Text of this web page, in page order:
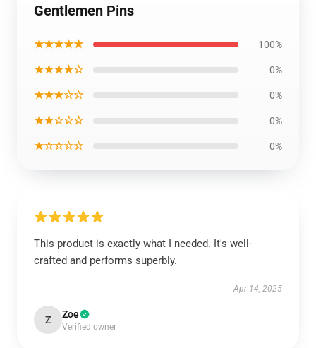
Gentlemen Pins
★★★★★ 100%
★★★★☆ 0%
★★★☆☆ 0%
★★☆☆☆ 0%
★☆☆☆☆ 0%
This product is exactly what I needed. It's well-
crafted and performs superbly.
Apr 14, 2025
Z Zoe
Verified owner